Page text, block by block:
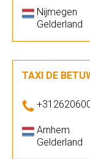
Nijmegen
Gelderland
TAXI DE
Arnhem
Gelderland